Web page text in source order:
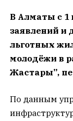
В Алматы с 1
заявлений и
льготных
молодёжи в
Жастары”,
По данным